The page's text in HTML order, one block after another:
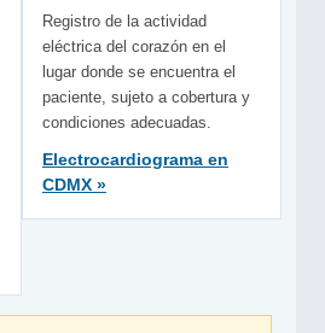
Registro de la actividad
eléctrica del corazón en el
lugar donde se encuentra el
paciente, sujeto a cobertura y
condiciones adecuadas.
Electrocardiograma en
CDMX »